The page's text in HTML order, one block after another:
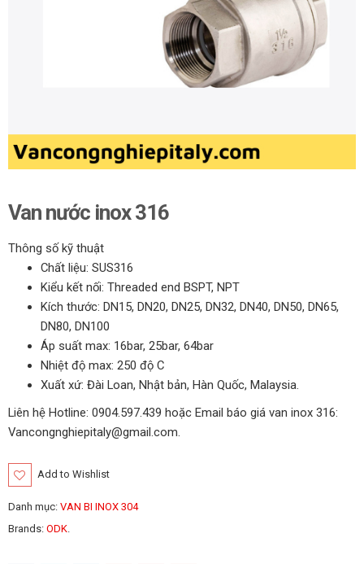
Van nước inox 316
Thông số kỹ thuật
Chất liệu: SUS316
Kiểu kết nối: Threaded end BSPT, NPT
Kích thước: DN15, DN20, DN25, DN32, DN40, DN50, DN65,
DN80, DN100
Áp suất max: 16bar, 25bar, 64bar
Nhiệt độ max: 250 độ C
Xuất xứ: Đài Loan, Nhật bản, Hàn Quốc, Malaysia.
Liên hệ Hotline: 0904.597.439 hoặc Email báo giá van inox 316:
Vancongnghiepitaly@gmail.com.
Add to Wishlist
Danh mục: VAN BI INOX 304
Brands: ODK